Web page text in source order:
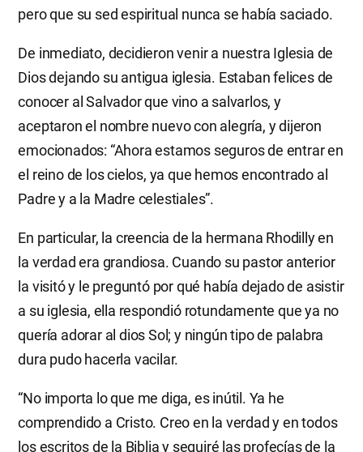
pero que su sed espiritual nunca se había saciado.
De inmediato, decidieron venir a nuestra Iglesia de
Dios dejando su antigua iglesia. Estaban felices de
conocer al Salvador que vino a salvarlos, y
aceptaron el nombre nuevo con alegría, y dijeron
emocionados: “Ahora estamos seguros de entrar en
el reino de los cielos, ya que hemos encontrado al
Padre y a la Madre celestiales”.
En particular, la creencia de la hermana Rhodilly en
la verdad era grandiosa. Cuando su pastor anterior
la visitó y le preguntó por qué había dejado de asistir
a su iglesia, ella respondió rotundamente que ya no
quería adorar al dios Sol; y ningún tipo de palabra
dura pudo hacerla vacilar.
“No importa lo que me diga, es inútil. Ya he
comprendido a Cristo. Creo en la verdad y en todos
los escritos de la Biblia y seguiré las profecías de la